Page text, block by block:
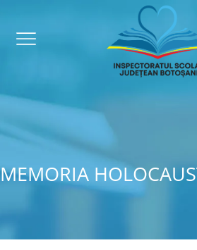
MEMORIA